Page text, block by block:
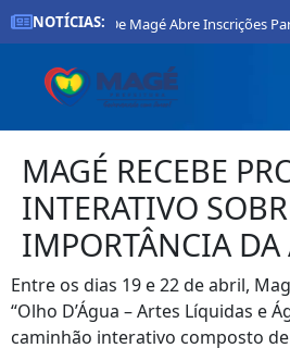
NOTÍCIAS:
Prefeitura De Magé Abre Inscrições
MAGÉ RECEBE
INTERATIVO
IMPORTÂNCIA DA
Entre os dias 19 e 22 de abril,
“Olho D’Água – Artes Líquidas e
caminhão interativo composto